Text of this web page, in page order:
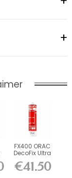
FX400 ORAC
DecoFix Ultra
€41.50